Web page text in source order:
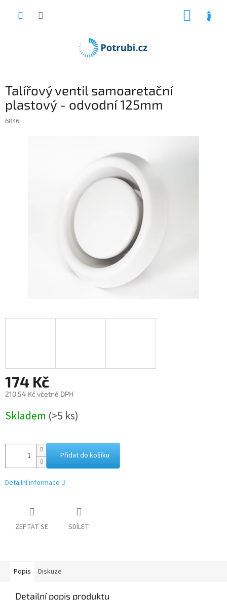
Talířový ventil samoaretační
plastový - odvodní 125mm
6846
174 Kč
210,54 Kč včetně DPH
cena:
Skladem (>5 ks)
Přidat do košíku
Detailní informace
ZEPTAT SE SDÍLET
Popis Diskuze
Detailní popis produktu